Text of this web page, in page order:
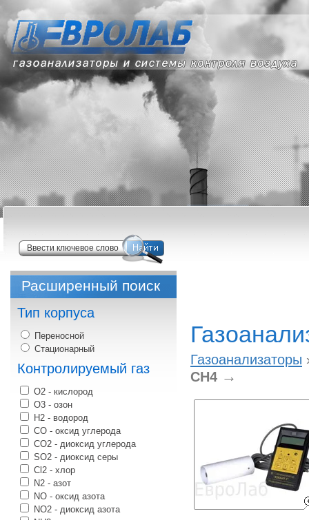
Расширенный поиск
Тип корпуса
Переносной
Стационарный
Контролируемый газ
O2 - кислород
О3 - озон
H2 - водород
CO - оксид углерода
CO2 - диоксид углерода
SO2 - диоксид серы
Cl2 - хлор
N2 - азот
NO - оксид азота
NO2 - диоксид азота
Газоанализаторы
СН4 →